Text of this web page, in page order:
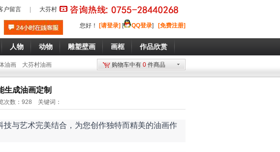
户留言 大芬村
您好 ！ [请登录] [ QQ登录] [免费注册]
人物 动物 雕塑壁画 画框 作品欣赏
油画 大芬村油画 购物车中有 0 件商品
生成油画定制
次数：928 关键词：
技与艺术完美结合，为您创作独特而精美的油画作